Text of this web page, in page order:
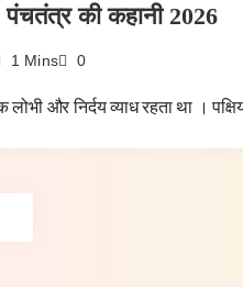
की कहानी 2026
1 Mins 0
और निर्दय व्याध रहता था ।